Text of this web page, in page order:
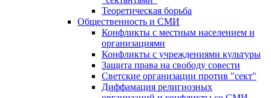
Теоретическая борьба
Общественность и СМИ
Конфликты с местным населением и
организациями
Конфликты с учреждениями культуры
Защита права на свободу совести
Светские организации против "сект"
Диффамация религиозных